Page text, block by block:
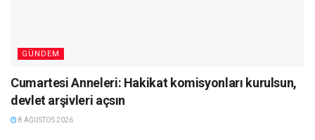
GÜNDEM
Cumartesi Anneleri: Hakikat komisyonları kurulsun,
devlet arşivleri açsın
8 AĞUSTOS 2026